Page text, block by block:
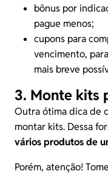
bônus por
pague menos;
cupons para
vencimento,
mais breve
3. Monte kits
Outra ótima dica de
montar kits. Dessa
vários produtos de
Porém, atenção!